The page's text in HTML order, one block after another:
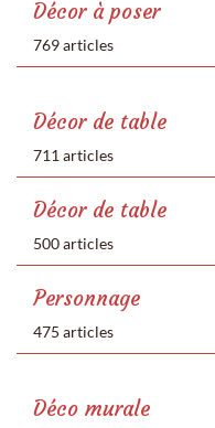
Décor à poser
769 articles
Décor de table
711 articles
Décor de table
500 articles
Personnage
475 articles
Déco murale